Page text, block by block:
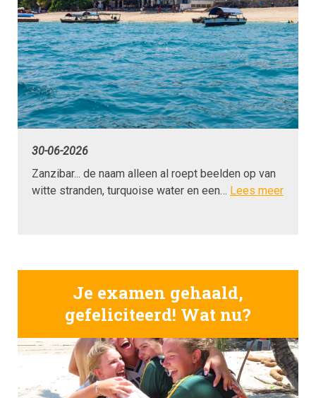
30-06-2026
Zanzibar... de naam alleen al roept beelden op van
witte stranden, turquoise water en een… Lees meer
Je examen gehaald,
gefeliciteerd! Wat nu?